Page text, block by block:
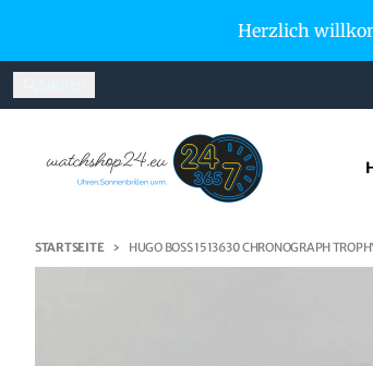
Herzlich
STARTSEITE HUGO BOSS 1513630 CHRONOGRAPH